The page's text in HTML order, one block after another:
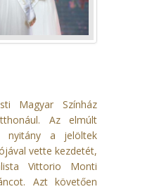
Magyar Színház
Az elmúlt
nyitány a jelöltek
vette kezdetét,
Vittorio Monti
Azt követően